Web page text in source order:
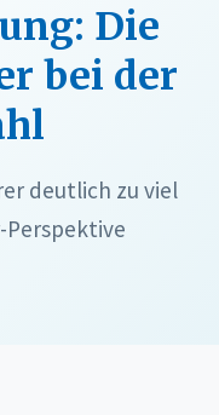
Die
bei der
deutlich zu viel
Perspektive